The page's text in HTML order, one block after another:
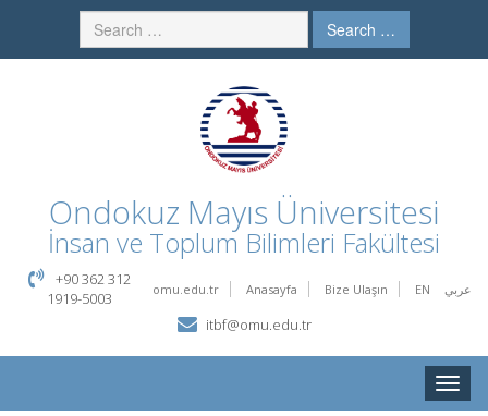
Search …
Ondokuz Mayıs Üniversitesi
İnsan ve Toplum Bilimleri Fakültesi
omu.edu.tr Anasayfa Bize Ulaşın EN عربي
+90 362 312
1919-5003
itbf@omu.edu.tr
Toggle